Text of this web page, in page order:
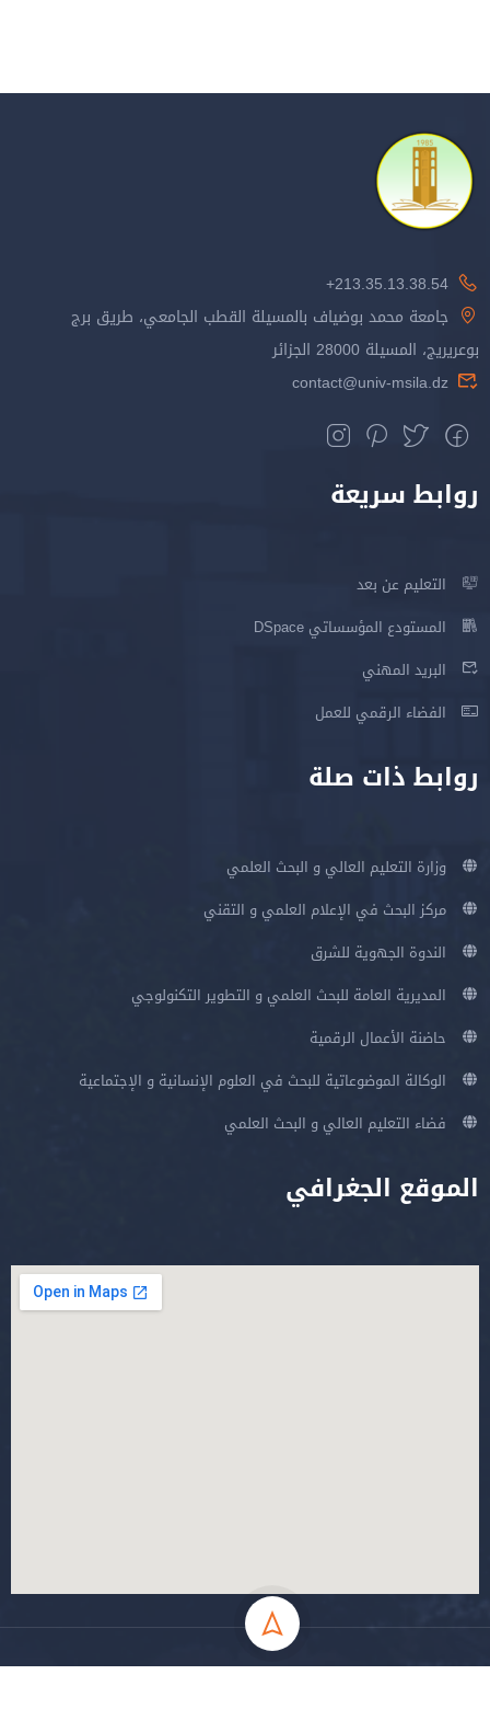
213.35.13.38.54+
جامعة محمد بوضياف بالمسيلة القطب الجامعي، طريق برج
بوعريريج، المسيلة 28000 الجزائر
contact@univ-msila.dz
روابط سريعة
التعليم عن بعد
المستودع المؤسساتي DSpace
البريد المهني
الفضاء الرقمي للعمل
روابط ذات صلة
وزارة التعليم العالي و البحث العلمي
مركز البحث في الإعلام العلمي و التقني
الندوة الجهوية للشرق
المديرية العامة للبحث العلمي و التطوير التكنولوجي
حاضنة الأعمال الرقمية
الوكالة الموضوعاتية للبحث في العلوم الإنسانية و الإجتماعية
فضاء التعليم العالي و البحث العلمي
الموقع الجغرافي
جميع الحقوق محفوظة جامعة المسيلة - 2024